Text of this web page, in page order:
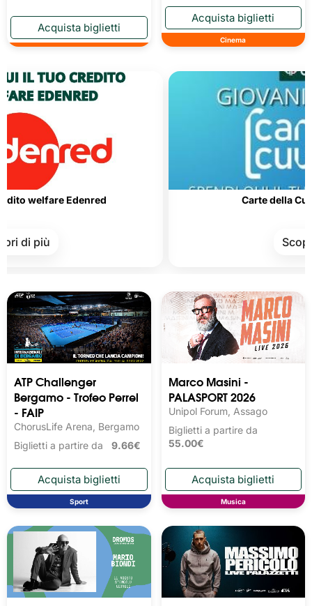
Cinema
ATP Challenger
Bergamo - Trofeo Perrel
- FAIP
ChorusLife Arena, Bergamo
Biglietti a partire da 9.66€
Sport
Marco Masini -
PALASPORT 2026
Unipol Forum, Assago
Biglietti a partire da
55.00€
Musica
Edenred Carte della Cultura e
Scopri di più